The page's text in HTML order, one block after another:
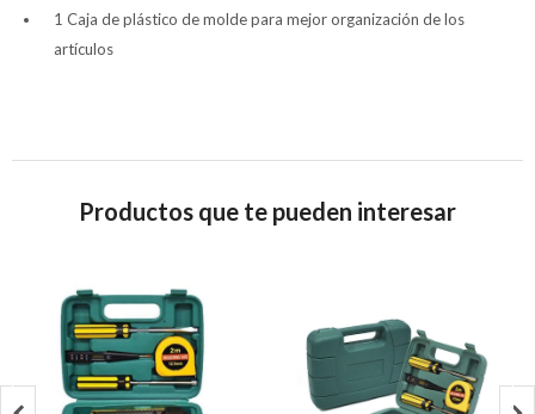
1 Caja de plástico de molde para mejor organización de los
artículos
Productos que te pueden interesar